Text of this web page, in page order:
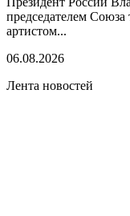
председателем
артистом...
06.08.2026
Лента новостей